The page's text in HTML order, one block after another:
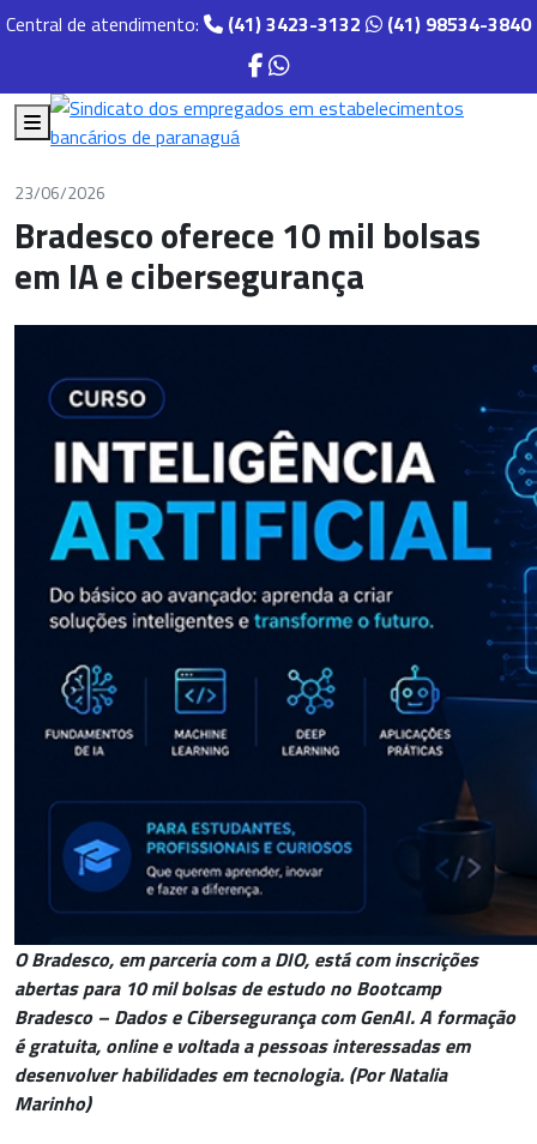
Central de atendimento: (41) 3423-3132 (41) 98534-3840
23/06/2026
Bradesco oferece 10 mil bolsas
em IA e cibersegurança
O Bradesco, em parceria com a DIO, está com inscrições
abertas para 10 mil bolsas de estudo no Bootcamp
Bradesco – Dados e Cibersegurança com GenAI. A formação
é gratuita, online e voltada a pessoas interessadas em
desenvolver habilidades em tecnologia. (Por Natalia
Marinho)